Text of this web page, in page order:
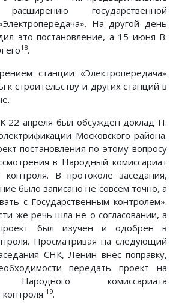
государственной
На другой день
это постановление, а 15 июня В.
его18.
станции «Электропередача»
к строительству и других станций в
22 апреля был обсужден доклад П.
Московского района.
постановления по этому вопросу
в Народный комиссариат
контроля. В протоколе заседания,
было записано не совсем точно, а
с Государственным контролем».
же речь шла не о согласовании, а
был изучен и одобрен в
Просматривая на следующий
СНК, Ленин внес поправку,
передать проект на
Народного комиссариата
контроля 19.